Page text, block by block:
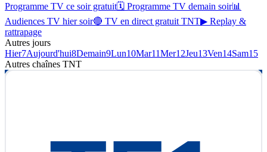
Programme TV ce soir gratuit🗓 Programme TV demain soir📊
Audiences TV hier soir🔴 TV en direct gratuit TNT▶ Replay &
rattrapage
Autres jours
Hier7Aujourd'hui8Demain9Lun10Mar11Mer12Jeu13Ven14Sam15
Autres chaînes TNT